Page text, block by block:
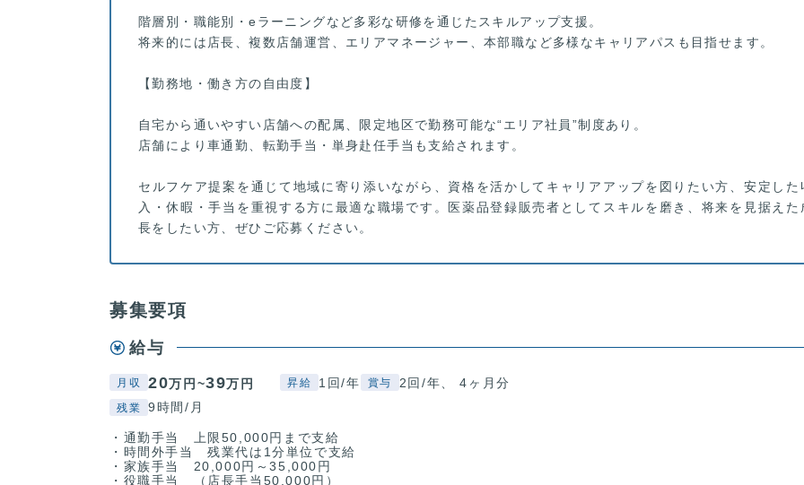
階層別・職能別・eラーニングなど多彩な研修を通じたスキルアップ支援。
将来的には店長、複数店舗運営、エリアマネージャー、本部職など多様なキャリアパスも目指せます。
【勤務地・働き方の自由度】
自宅から通いやすい店舗への配属、限定地区で勤務可能な“エリア社員”制度あり。
店舗により車通勤、転勤手当・単身赴任手当も支給されます。
セルフケア提案を通じて地域に寄り添いながら、資格を活かしてキャリアアップを図りたい方、安定した
入・休暇・手当を重視する方に最適な職場です。医薬品登録販売者としてスキルを磨き、将来を見据えた
長をしたい方、ぜひご応募ください。
募集要項
給与
月収 20万円~39万円 昇給 1回/年 賞与 2回/年、 4ヶ月分
残業 9時間/月
・通勤手当 上限50,000円まで支給
・時間外手当 残業代は1分単位で支給
・家族手当 20,000円～35,000円
・役職手当 （店長手当50,000円）